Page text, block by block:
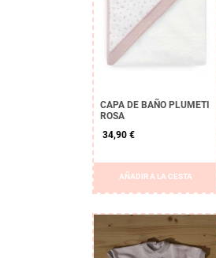
CAPA DE BAÑO PLUMETI
ROSA
34,90 €
AÑADIR A LA CESTA